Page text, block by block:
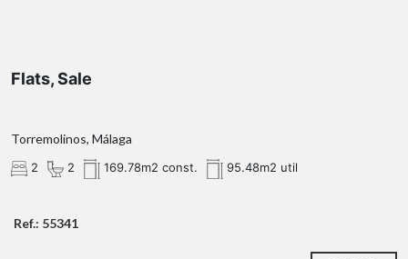
Flats, Sale
Torremolinos, Málaga
2 2 169.78m2 const. 95.48m2 util
Ref.: 55341